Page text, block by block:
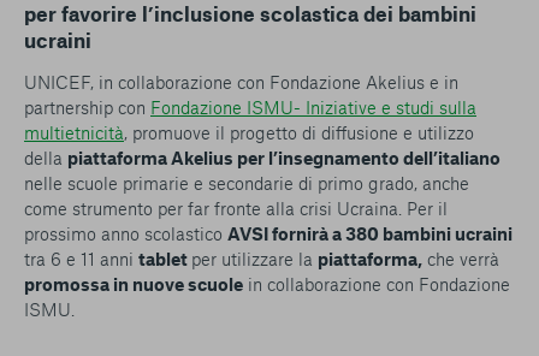
per favorire l’inclusione scolastica dei bambini
ucraini
UNICEF, in collaborazione con Fondazione Akelius e in
partnership con Fondazione ISMU- Iniziative e studi sulla
multietnicità, promuove il progetto di diffusione e utilizzo
della piattaforma Akelius per l’insegnamento dell’italiano
nelle scuole primarie e secondarie di primo grado, anche
come strumento per far fronte alla crisi Ucraina. Per il
prossimo anno scolastico AVSI fornirà a 380 bambini ucraini
tra 6 e 11 anni tablet per utilizzare la piattaforma, che verrà
promossa in nuove scuole in collaborazione con Fondazione
ISMU.